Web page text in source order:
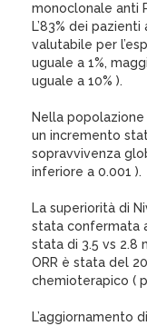
monoclonale anti
L’83% dei
valutabile per
uguale a 1%,
uguale a 10% ).
Nella
un incremento
sopravvivenza
inferiore a 0.001 ).
La superiorità di
stata confermata
stata di 3.5 vs 2.8
ORR è stata del
chemioterapico (
L’aggiornamento